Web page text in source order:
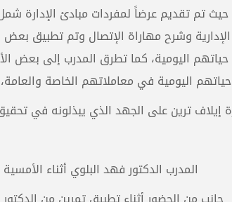
تم تقديم عرضاً لمفردات مبادئ الإدارة
وشرح مهاراة الإتصال وتم تطبيق بعض
اليومية، كما تطرق المدرب إلى بعض
اليومية في معاملاتهم الخاصة والعامة،
إيلاف ترين على الجهد الذي يبذلونه في
المدرب الدكتور فهد البلوي أثناء الأمسية